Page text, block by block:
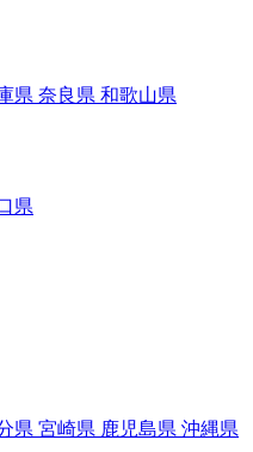
県 奈良県 和歌山県
県
県 宮崎県 鹿児島県 沖縄県